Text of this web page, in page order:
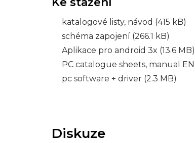
katalogové listy, návod (415 kB)
schéma zapojení (266.1 kB)
Aplikace pro android 3x (13.6 MB)
PC catalogue sheets, manual EN
pc software + driver (2.3 MB)
Diskuze